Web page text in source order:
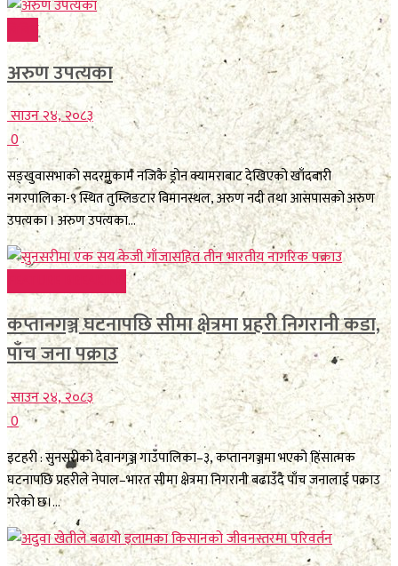
अरुण उपत्यका
साउन २४, २०८३
0
सङ्खुवासभाको सदरमुकाम नजिकै ड्रोन क्यामराबाट देखिएको खाँदबारी
नगरपालिका-९ स्थित तुम्लिङटार विमानस्थल, अरुण नदी तथा आसपासको अरुण
उपत्यका । अरुण उपत्यका...
कप्तानगञ्ज घटनापछि सीमा क्षेत्रमा प्रहरी निगरानी कडा,
पाँच जना पक्राउ
साउन २४, २०८३
0
इटहरी : सुनसरीको देवानगञ्ज गाउँपालिका–३, कप्तानगञ्जमा भएको हिंसात्मक
घटनापछि प्रहरीले नेपाल–भारत सीमा क्षेत्रमा निगरानी बढाउँदै पाँच जनालाई पक्राउ
गरेको छ।...